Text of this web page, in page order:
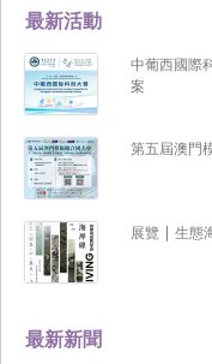
最新新聞
最新活動
中葡西國際
案
第五屆澳門
展覽 | 生態